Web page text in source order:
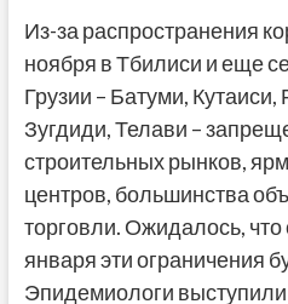
Из-за распространения
ноября в Тбилиси и еще
Грузии – Батуми, Кутаиси,
Зугдиди, Телави –
строительных рынков,
центров, большинства
торговли. Ожидалось, что
января эти ограничения
Эпидемиологи выступили